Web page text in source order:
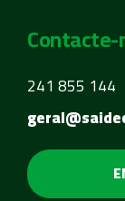
241 855 144